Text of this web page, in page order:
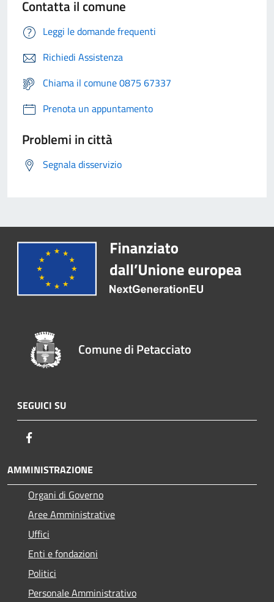
Contatta il comune
Leggi le domande frequenti
Richiedi Assistenza
Chiama il comune 0875 67337
Prenota un appuntamento
Problemi in città
Segnala disservizio
Comune di Petacciato
SEGUICI SU
AMMINISTRAZIONE
Organi di Governo
Aree Amministrative
Uffici
Enti e fondazioni
Politici
Personale Amministrativo